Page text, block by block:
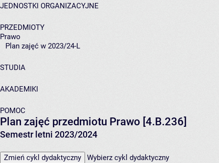
JEDNOSTKI ORGANIZACYJNE
PRZEDMIOTY
Prawo
Plan zajęć w 2023/24-L
STUDIA
AKADEMIKI
POMOC
Plan zajęć przedmiotu Prawo [4.B.236]
Semestr letni 2023/2024
Zmień cykl dydaktyczny Wybierz cykl dydaktyczny